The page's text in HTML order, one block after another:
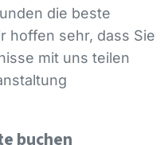
die beste
hoffen sehr, dass Sie
mit uns teilen
buchen